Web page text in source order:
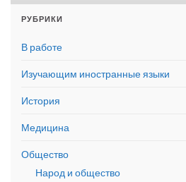
РУБРИКИ
В работе
Изучающим иностранные языки
История
Медицина
Общество
Народ и общество